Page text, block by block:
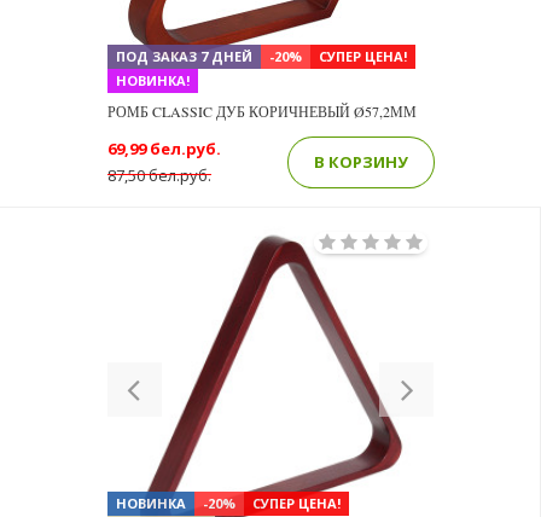
ПОД ЗАКАЗ 7 ДНЕЙ -20%
СУПЕР ЦЕНА!
НОВИНКА!
РОМБ CLASSIC ДУБ КОРИЧНЕВЫЙ Ø57,2ММ
87,50 бел.руб.
69,99 бел.руб.
В КОРЗИНУ
Previous
НОВИНКА -20%
СУПЕР ЦЕНА!